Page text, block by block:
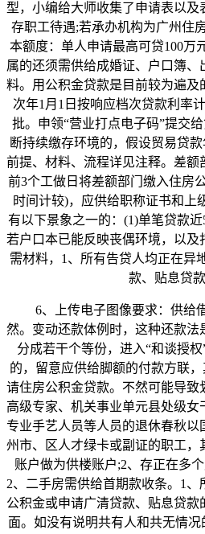
型，小编给大师收集了申请表以
存职工待遇;若承办机构为广州住
本额度：单人申请最高可贷100万
属的还须需供给成婚证、户口簿
料。用公积金贷款是目前较为遍
次年1月1日按响应档次贷款利率
批。申领“营业打点电子码”提交
断持续缴存环境的，假设贸易贷
前提、材料、流程详见注释。差额
前3个工做日将差额部门缴入住房
时间计较)，应供给职称证书和上
有以下景象之一的：(1)单笔贷款近
若户口本已能反映丧偶环境，以
需材料，1、所有告贷人均正在异
款、贴息贷款
6、上传电子图像要求：供给
然。变动还款体例时，这种还款法
分成若干个等份，进入“和谈授
的，留意应供给脚额的付款方联
请住房公积金贷款。不然可能导致
高级专家、机关事业单元县处级
专业手艺人员等人员的退休春秋以
州市、区人才绿卡或副证的职工
账户做为供楼账户;2、存正在多
2、二手房需供给首期款收条。1
公积金或申请广清贷款、贴息贷
面。如没有说明共有人和共无情